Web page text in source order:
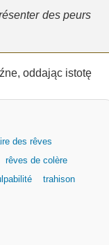
des peurs
des rêves
rêves de colère
trahison